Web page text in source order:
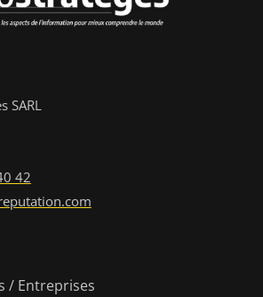
SARL
42
/ Entreprises